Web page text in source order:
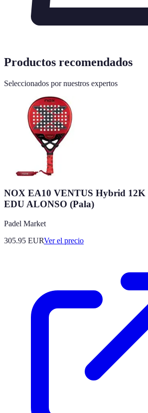
Productos recomendados
Seleccionados por nuestros expertos
NOX EA10 VENTUS Hybrid 12K
EDU ALONSO (Pala)
Padel Market
305.95 EURVer el precio